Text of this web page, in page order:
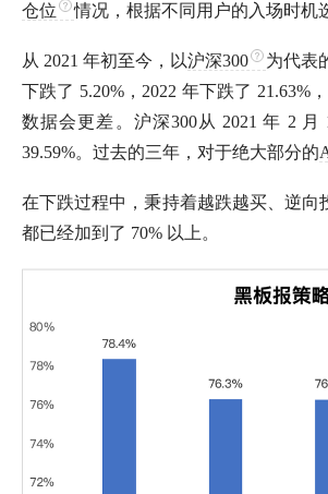
仓位
情况，根据不同用户的入场时机
从 2021 年初至今，以沪深300 为代表
下跌了 5.20%，2022 年下跌了 21.63%
数据会更差。 沪深300从 2021 年 2 月
39.59%。过去的三年，对于绝大部分的
在下跌过程中，秉持着越跌越买、逆向
都已经加到了 70% 以上。